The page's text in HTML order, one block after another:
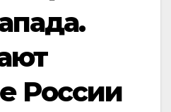
России